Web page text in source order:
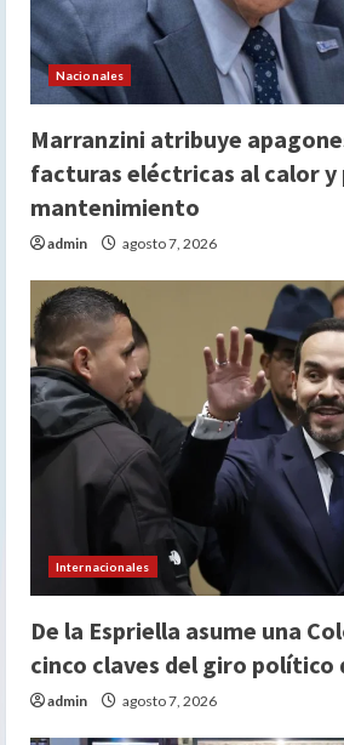
Nacionales
Marranzini atribuye
facturas eléctricas al calor y
mantenimiento
admin agosto 7, 2026
Internacionales
De la Espriella asume una
cinco claves del giro político
admin agosto 7, 2026